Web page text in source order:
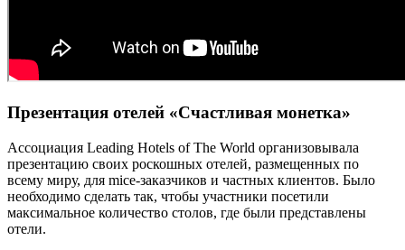
Презентация отелей «Счастливая монетка»
Ассоциация Leading Hotels of The World организовывала
презентацию своих роскошных отелей, размещенных по
всему миру, для mice-заказчиков и частных клиентов. Было
необходимо сделать так, чтобы участники посетили
максимальное количество столов, где были представлены
отели.